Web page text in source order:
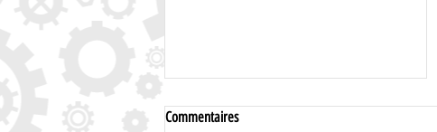
Commentaires